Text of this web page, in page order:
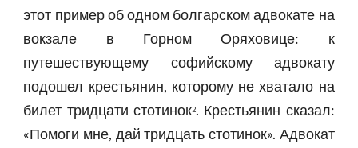
этот пример об одном болгарском адвокате на
вокзале в Горном Оряховице: к
путешествующему софийскому адвокату
подошел крестьянин, которому не хватало на
билет тридцати стотинок2. Крестьянин сказал:
«Помоги мне, дай тридцать стотинок». Адвокат